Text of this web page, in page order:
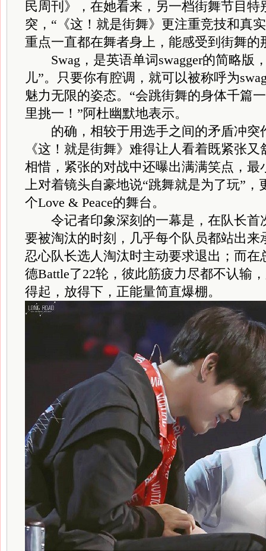
民周刊》，在她看来，另一档街舞节目特
突，“《这！就是街舞》更注重竞技和真
重点一直都在舞者身上，能感受到街舞的
Swag，是英语单词swagger的简略版
儿”。只要你有腔调，就可以被称呼为
魅力无限的姿态。“会跳街舞的身体千篇
里挑一！”阿杜幽默地表示。
的确，相较于用选手之间的矛盾冲突
《这！就是街舞》难得让人看着既紧张
相惜，紧张的对战中还曝出满满笑点，最
上对着镜头自豪地说“跳舞就是为了玩”，
个Love & Peace的舞台。
令记者印象深刻的一幕是，在队长首
要被淘汰的时刻，几乎每个队员都站出来
忍心队长选人淘汰时主动要求退出；而在
德Battle了22轮，彼此筋疲力尽都不认输
得起，放得下，正能量简直爆棚。